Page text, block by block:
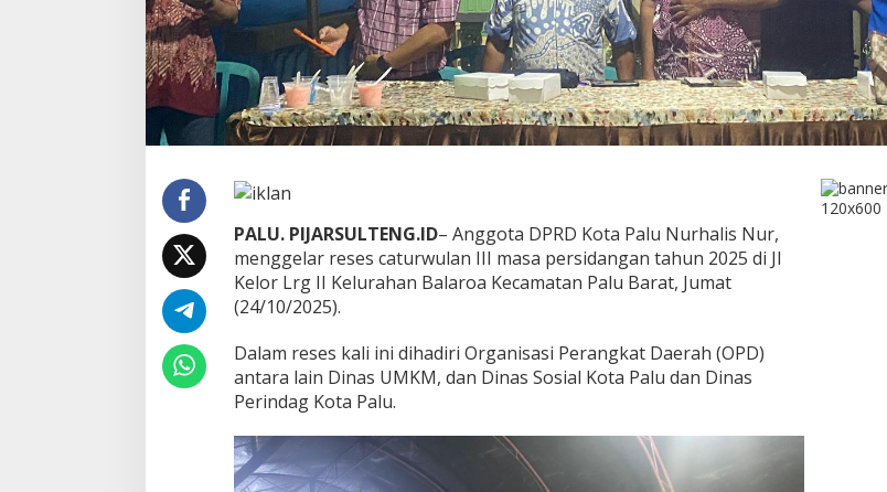
u
N
u
h
a
l
N
S
e
r
a
A
s
p
i
r
s
PALU. PIJARSULTENG.ID– Anggota DPRD Kota Palu Nurhalis Nur,
menggelar reses caturwulan III masa persidangan tahun 2025 di Jl
Kelor Lrg II Kelurahan Balaroa Kecamatan Palu Barat, Jumat
(24/10/2025).
Dalam reses kali ini dihadiri Organisasi Perangkat Daerah (OPD)
antara lain Dinas UMKM, dan Dinas Sosial Kota Palu dan Dinas
Perindag Kota Palu.